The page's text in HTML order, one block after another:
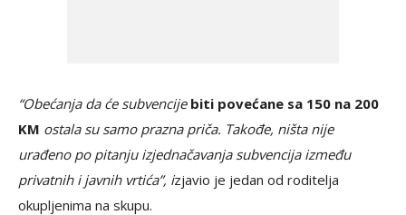
“Obećanja da će subvencije biti povećane sa 150 na 200
KM ostala su samo prazna priča. Takođe, ništa nije
urađeno po pitanju izjednačavanja subvencija između
privatnih i javnih vrtića”, izjavio je jedan od roditelja
okupljenima na skupu.